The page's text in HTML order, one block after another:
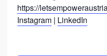
A
F
https://
Instagram | LinkedIn